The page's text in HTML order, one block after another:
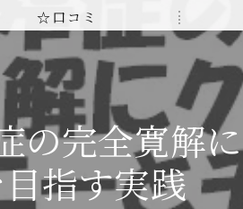
でチャクラの覚醒
☆口コミ
の完全寛解
指す実践